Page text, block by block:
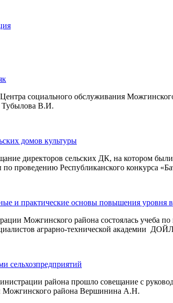
социального обслуживания
Тубылова В.И.
домов культуры
директоров сельских ДК, на котором
проведению Республиканского конкурса
и практические основы повышения уровня
Можгинского района состоялась учеба
аграрно-технической академии
сельхозпредприятий
района прошло совещание с
Можгинского района Вершинина А.Н.